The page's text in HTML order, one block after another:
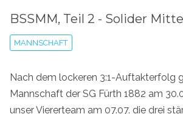
BSSMM, Teil 2 - Solider
MANNSCHAFT
Nach dem lockeren 3:1-Auftakterfolg
Mannschaft der SG Fürth 1882 am
unser Viererteam am 07.07. die drei